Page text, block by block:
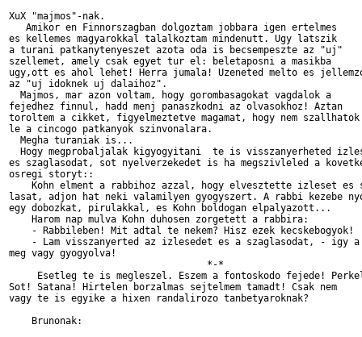
XuX "majmos"-nak.
   Amikor en Finnorszagban dolgoztam jobbara igen ertelmes
es kellemes magyarokkal talalkoztam mindenutt. Ugy latszik
a turani patkanytenyeszet azota oda is becsempeszte az "uj"
szellemet, amely csak egyet tur el: beletaposni a masikba
ugy,ott es ahol lehet! Herra jumala! Uzeneted melto es
az "uj idoknek uj dalaihoz".
  Majmos, mar azon voltam, hogy gorombasagokat vagdalok a
fejedhez finnul, hadd menj panaszkodni az olvasokhoz! Aztan
toroltem a cikket, figyelmeztetve magamat, hogy nem
le a cincogo patkanyok szinvonalara.
  Megha turaniak is...
Hogy megprobaljalak kigyogyitani  te is visszanyerheted
es szaglasodat, sot nyelverzekedet is ha megszivleled a
osregi storyt::
Kohn elment a rabbihoz azzal, hogy elvesztette izleset es
lasat, adjon hat neki valamilyen gyogyszert. A rabbi kezebe
egy dobozkat, pirulakkal, es Kohn boldogan elpalyazott...
    Harom nap mulva Kohn duhosen zorgetett a rabbira:
    - Rabbileben! Mit adtal te nekem? Hisz ezek kecskebogyok!
- Lam visszanyerted az izlesedet es a szaglasodat, - igy
meg vagy gyogyolva!
                                   *-*
Esetleg te is megleszel. Eszem a fontoskodo fejede!
Sot! Satana! Hirtelen borzalmas sejtelmem tamadt! Csak nem
vagy te is egyike a hixen randalirozo tanbetyaroknak?
    Brunonak: